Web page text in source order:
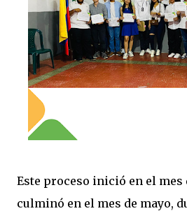
Este proceso inició en el mes
culminó en el mes de mayo,